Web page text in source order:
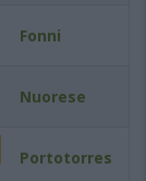
Fonni
Nuorese
Portotorres